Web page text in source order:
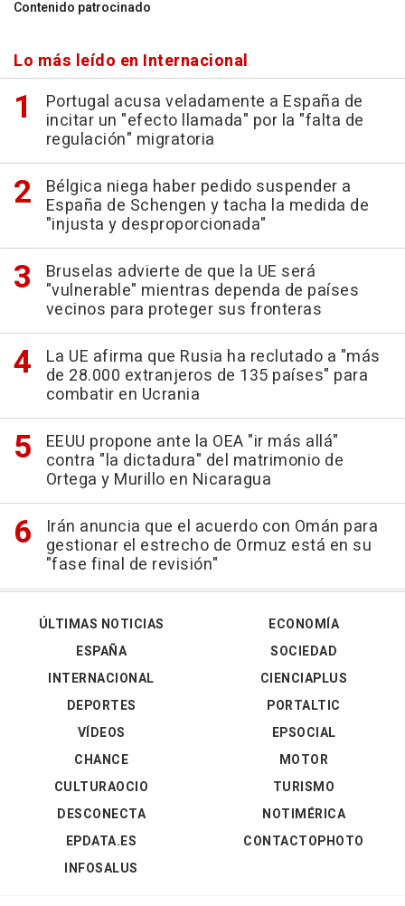
Contenido patrocinado
Lo más leído en Internacional
Portugal acusa veladamente a España de
incitar un "efecto llamada" por la "falta de
regulación" migratoria
Bélgica niega haber pedido suspender a
España de Schengen y tacha la medida de
"injusta y desproporcionada"
Bruselas advierte de que la UE será
"vulnerable" mientras dependa de países
vecinos para proteger sus fronteras
La UE afirma que Rusia ha reclutado a "más
de 28.000 extranjeros de 135 países" para
combatir en Ucrania
EEUU propone ante la OEA "ir más allá"
contra "la dictadura" del matrimonio de
Ortega y Murillo en Nicaragua
Irán anuncia que el acuerdo con Omán para
gestionar el estrecho de Ormuz está en su
"fase final de revisión"
ÚLTIMAS NOTICIAS
ESPAÑA
INTERNACIONAL
DEPORTES
VÍDEOS
ECONOMÍA
SOCIEDAD
CIENCIAPLUS
PORTALTIC
EPSOCIAL
CHANCE
CULTURAOCIO
DESCONECTA
EPDATA.ES
INFOSALUS
MOTOR
TURISMO
NOTIMÉRICA
CONTACTOPHOTO